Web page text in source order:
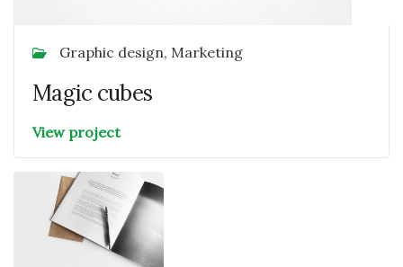
Graphic design, Marketing
Magic cubes
View project